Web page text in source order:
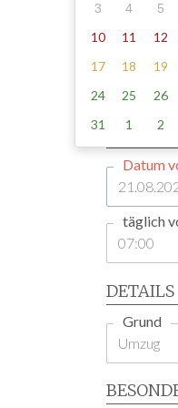
Aufstellen
1 Tag
Datum
täglich
DETAILS
Grund
3
4 5
10
11 12
17
18 19
24
25 26
31
1 2